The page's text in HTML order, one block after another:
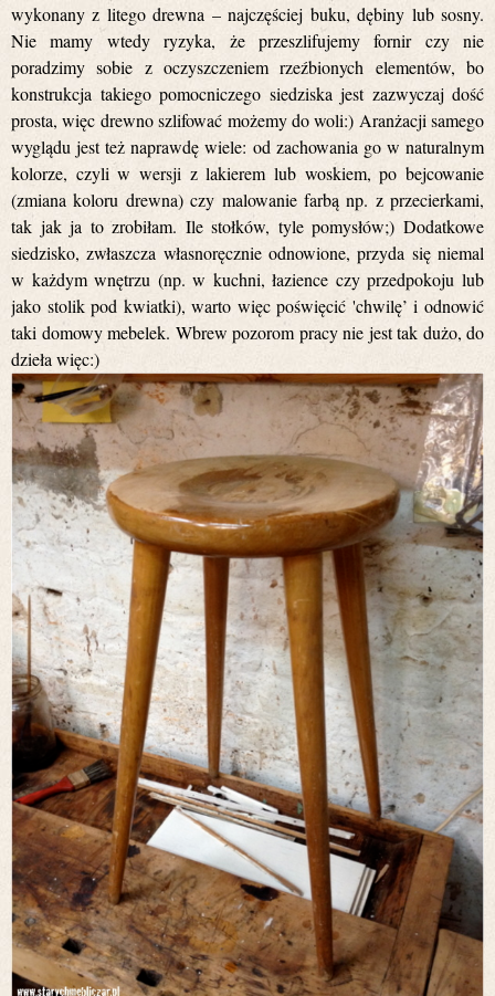
wykonany z litego drewna – najczęściej buku, dębiny lub sosny.
Nie mamy wtedy ryzyka, że przeszlifujemy fornir czy nie
poradzimy sobie z oczyszczeniem rzeźbionych elementów, bo
konstrukcja takiego pomocniczego siedziska jest zazwyczaj dość
prosta, więc drewno szlifować możemy do woli:) Aranżacji samego
wyglądu jest też naprawdę wiele: od zachowania go w naturalnym
kolorze, czyli w wersji z lakierem lub woskiem, po bejcowanie
(zmiana koloru drewna) czy malowanie farbą np. z przecierkami,
tak jak ja to zrobiłam. Ile stołków, tyle pomysłów;) Dodatkowe
siedzisko, zwłaszcza własnoręcznie odnowione, przyda się niemal
w każdym wnętrzu (np. w kuchni, łazience czy przedpokoju lub
jako stolik pod kwiatki), warto więc poświęcić 'chwilę’ i odnowić
taki domowy mebelek. Wbrew pozorom pracy nie jest tak dużo, do
dzieła więc:)